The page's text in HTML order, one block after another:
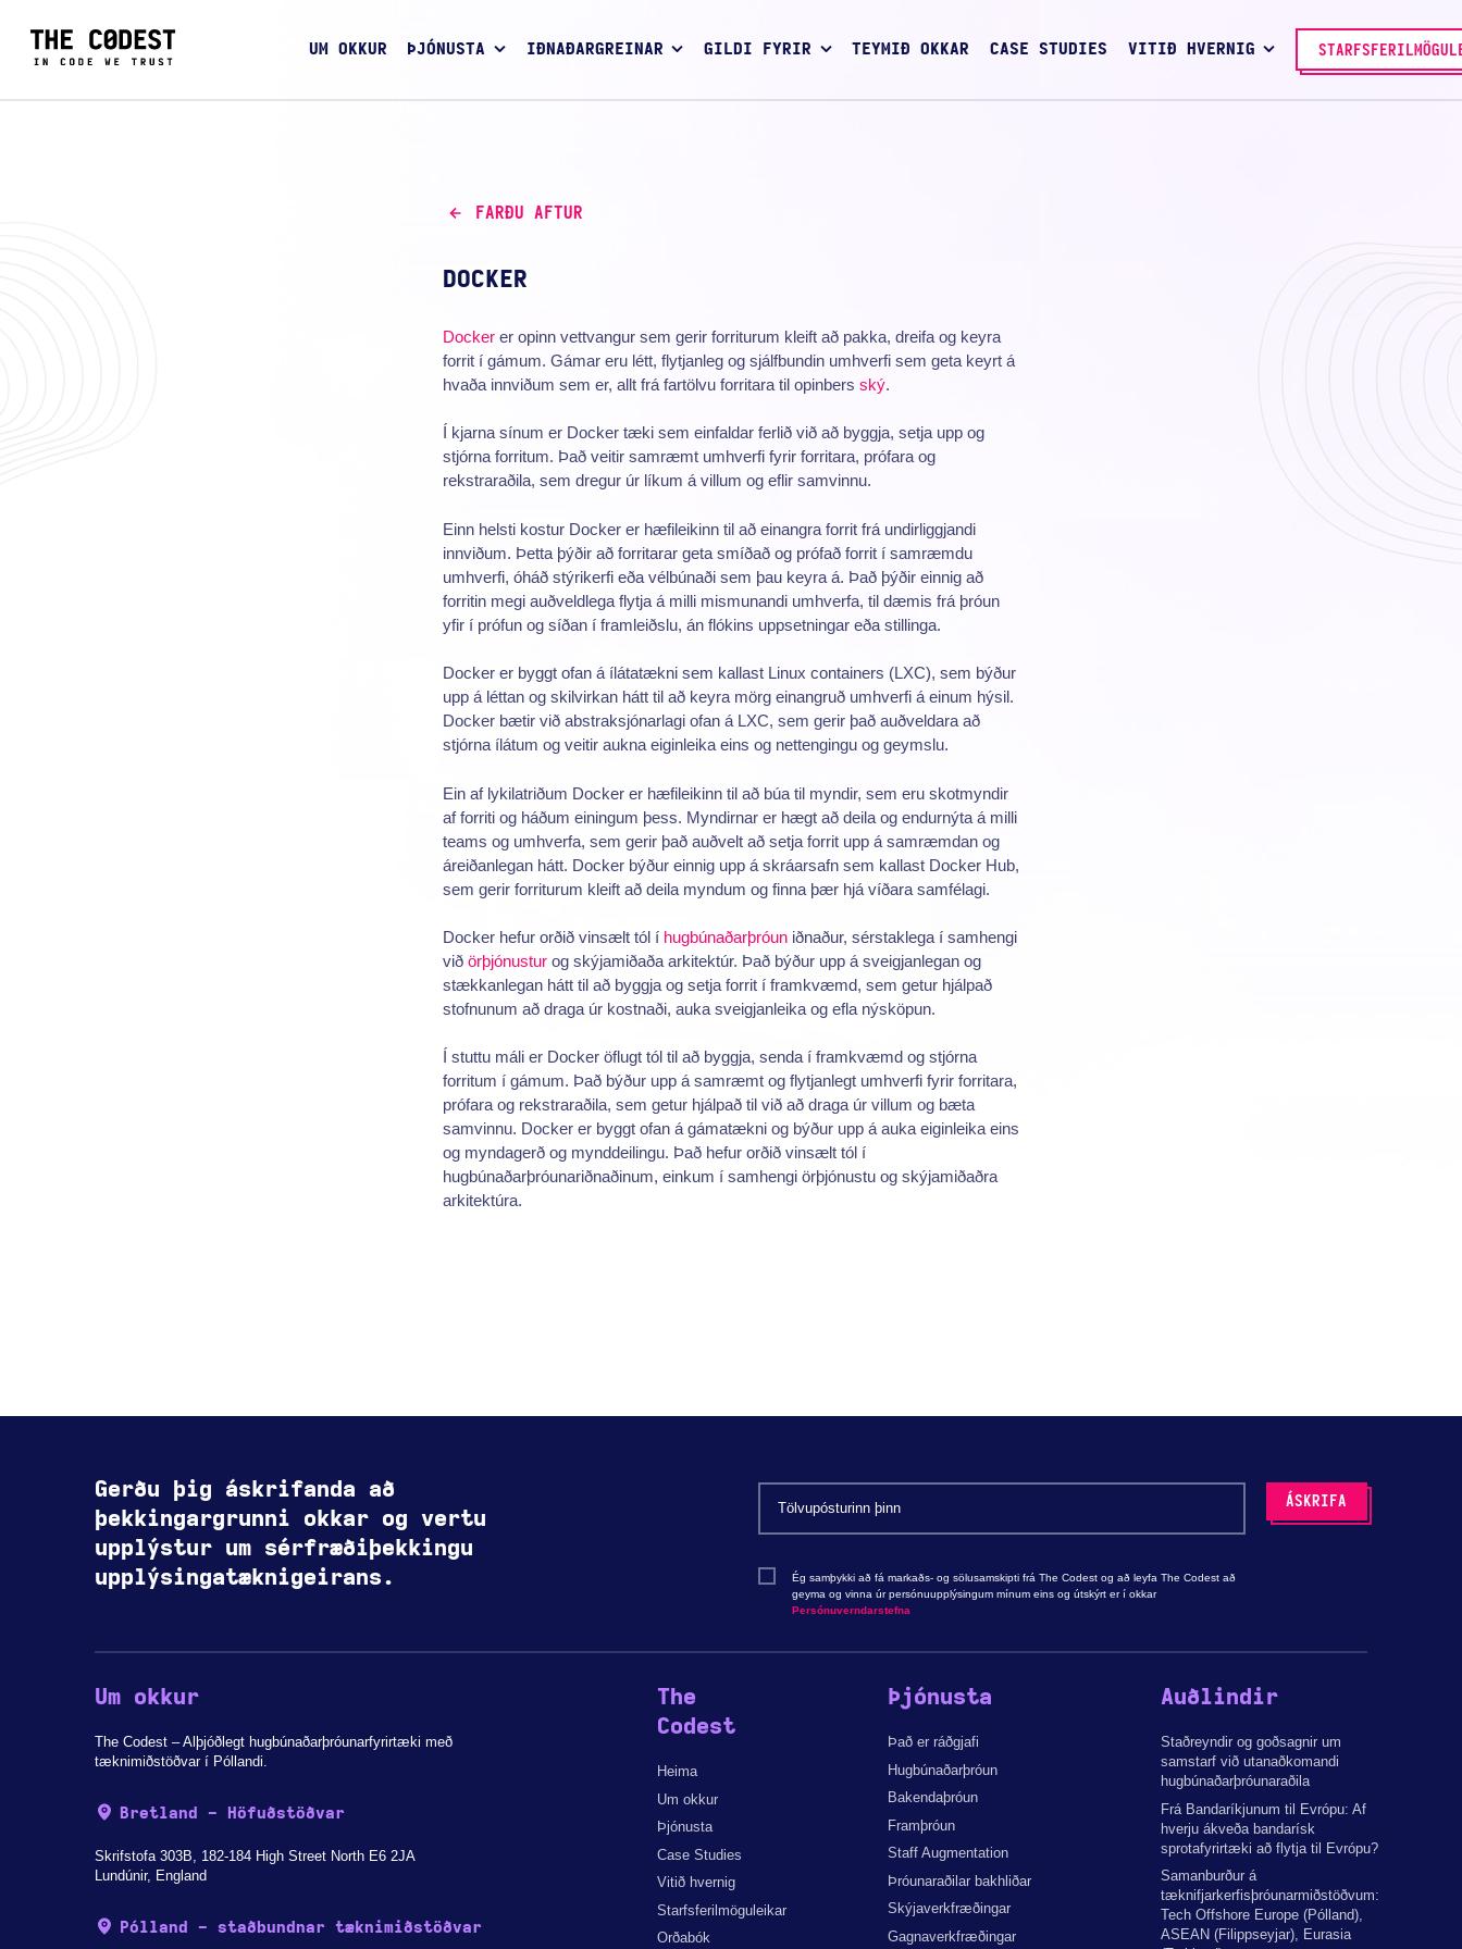
UM OKKUR ÞJÓNUSTA IÐNAÐARGREINAR GILDI FYRIR TEYMIÐ OKKAR CASE STUDIES VITIÐ HVERNIG
FARÐU AFTUR
DOCKER
Dockerer opinn vettvangur sem gerir forriturum kleift að pakka, dreifa og keyra
forrit í gámum. Gámar eru létt, flytjanleg og sjálfbundin umhverfi sem geta keyrt á
hvaða innviðum sem er, allt frá fartölvu forritara til opinbers ský.
Í kjarna sínum er Docker tæki sem einfaldar ferlið við að byggja, setja upp og
stjórna forritum. Það veitir samræmt umhverfi fyrir forritara, prófara og
rekstraraðila, sem dregur úr líkum á villum og eflir samvinnu.
Einn helsti kostur Docker er hæfileikinn til að einangra forrit frá undirliggjandi
innviðum. Þetta þýðir að forritarar geta smíðað og prófað forrit í samræmdu
umhverfi, óháð stýrikerfi eða vélbúnaði sem þau keyra á. Það þýðir einnig að
forritin megi auðveldlega flytja á milli mismunandi umhverfa, til dæmis frá þróun
yfir í prófun og síðan í framleiðslu, án flókins uppsetningar eða stillinga.
Docker er byggt ofan á ílátatækni sem kallast Linux containers (LXC), sem býður
upp á léttan og skilvirkan hátt til að keyra mörg einangruð umhverfi á einum hýsil.
Docker bætir við abstraksjónarlagi ofan á LXC, sem gerir það auðveldara að
stjórna ílátum og veitir aukna eiginleika eins og nettengingu og geymslu.
Ein af lykilatriðum Docker er hæfileikinn til að búa til myndir, sem eru skotmyndir
af forriti og háðum einingum þess. Myndirnar er hægt að deila og endurnýta á milli
teams og umhverfa, sem gerir það auðvelt að setja forrit upp á samræmdan og
áreiðanlegan hátt. Docker býður einnig upp á skráarsafn sem kallast Docker Hub,
sem gerir forriturum kleift að deila myndum og finna þær hjá víðara samfélagi.
Docker hefur orðið vinsælt tól í hugbúnaðarþróuniðnaður, sérstaklega í samhengi
við örþjónusturog skýjamiðaða arkitektúr. Það býður upp á sveigjanlegan og
stækkanlegan hátt til að byggja og setja forrit í framkvæmd, sem getur hjálpað
stofnunum að draga úr kostnaði, auka sveigjanleika og efla nýsköpun.
Í stuttu máli er Docker öflugt tól til að byggja, senda í framkvæmd og stjórna
forritum í gámum. Það býður upp á samræmt og flytjanlegt umhverfi fyrir forritara,
prófara og rekstraraðila, sem getur hjálpað til við að draga úr villum og bæta
samvinnu. Docker er byggt ofan á gámatækni og býður upp á auka eiginleika eins
og myndagerð og mynddeilingu. Það hefur orðið vinsælt tól í
hugbúnaðarþróunariðnaðinum, einkum í samhengi örþjónustu og skýjamiðaðra
arkitektúra.
Gerðu þig áskrifanda að
þekkingargrunni okkar og vertu
upplýstur um sérfræðiþekkingu
upplýsingatæknigeirans.
Ég samþykki að fá markaðs- og sölusamskipti frá The Codest og að leyfa The Codest að
geyma og vinna úr persónuupplýsingum mínum eins og útskýrt er í okkar
Persónuverndarstefna
Um okkur
The Codest – Alþjóðlegt hugbúnaðarþróunarfyrirtæki með
tæknimiðstöðvar í Póllandi.
Bretland - Höfuðstöðvar
Skrifstofa 303B, 182-184 High Street North E6 2JA
Lundúnir, England
Pólland - staðbundnar tæknimiðstöðvar
The
Codest
Heima
Um okkur
Þjónusta
Case Studies
Vitið hvernig
Starfsferilmöguleikar
Orðabók
Þjónusta
Það er ráðgjafi
Hugbúnaðarþróun
Bakendaþróun
Framþróun
Staff Augmentation
Þróunaraðilar bakhliðar
Skýjaverkfræðingar
Gagnaverkfræðingar
Auðlindir
Staðreyndir og goðsagnir um
samstarf við utanaðkomandi
hugbúnaðarþróunaraðila
Frá Bandaríkjunum til Evrópu: Af
hverju ákveða bandarísk
sprotafyrirtæki að flytja til Evrópu?
Samanburður á
tæknifjarkerfisþróunarmiðstöðvum:
Tech Offshore Europe (Pólland),
ASEAN (Filippseyjar), Eurasia